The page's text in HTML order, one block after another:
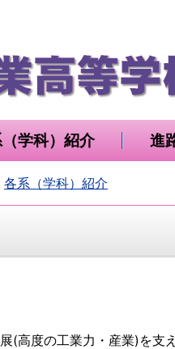
学科）紹介 進
各系（学科）紹介
(高度の工業力・産業)を支